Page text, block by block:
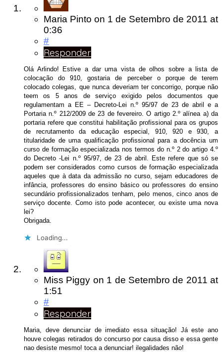
Maria Pinto on 1 de Setembro de 2011 at
0:36
#
Responder
Olá Arlindo! Estive a dar uma vista de olhos sobre a lista de
colocação do 910, gostaria de perceber o porque de terem
colocado colegas, que nunca deveriam ter concorrigo, porque não
teem os 5 anos de serviço exigido pelos documentos que
regulamentam a EE – Decreto-Lei n.º 95/97 de 23 de abril e a
Portaria n.º 212/2009 de 23 de fevereiro. O artigo 2.º alínea a) da
portaria refere que constitui habilitação profissional para os grupos
de recrutamento da educação especial, 910, 920 e 930, a
titularidade de uma qualificação profissional para a docência um
curso de formação especializada nos termos do n.º 2 do artigo 4.º
do Decreto -Lei n.º 95/97, de 23 de abril. Este refere que só se
podem ser considerados como cursos de formação especializada
aqueles que à data da admissão no curso, sejam educadores de
infância, professores do ensino básico ou professores do ensino
secundário profissionalizados tenham, pelo menos, cinco anos de
serviço docente. Como isto pode acontecer, ou existe uma nova
lei?
Obrigada.
Loading...
Miss Piggy on 1 de Setembro de 2011 at
1:51
#
Responder
Maria, deve denunciar de imediato essa situação! Já este ano
houve colegas retirados do concurso por causa disso e essa gente
nao desiste mesmo! toca a denunciar! ilegalidades não!